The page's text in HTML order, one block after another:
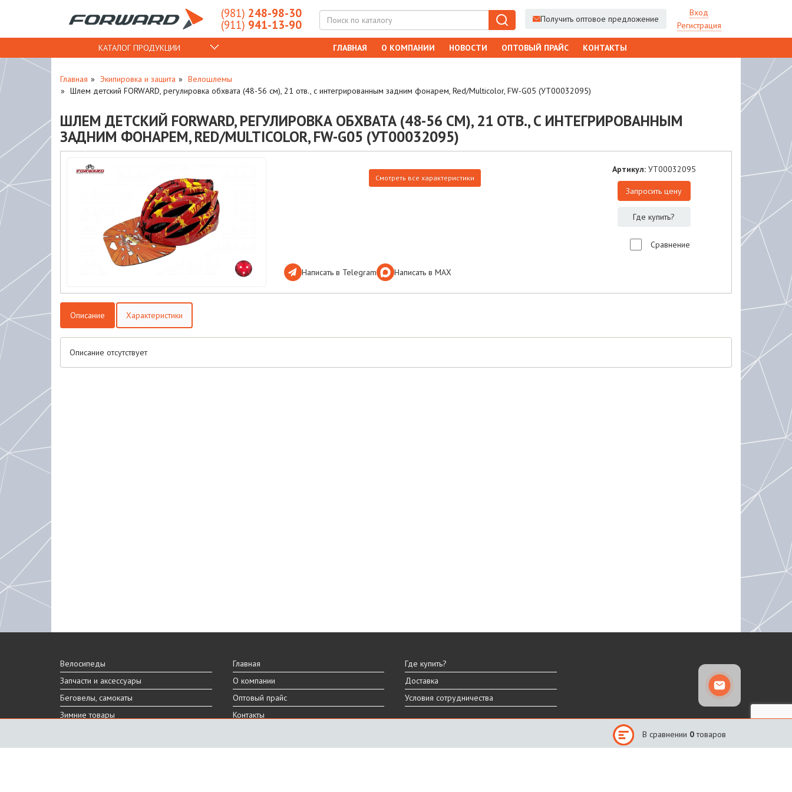
(981) 248-98-30
(911) 941-13-90 Получить оптовое предложение
Вход
Регистрация
КАТАЛОГ ПРОДУКЦИИ ГЛАВНАЯ О КОМПАНИИ НОВОСТИ ОПТОВЫЙ ПРАЙС КОНТАКТЫ
Главная Экипировка и защита
Велошлемы
Шлем детский FORWARD, регулировка обхвата (48-56 см), 21 отв., с интегрированным задним фонарем, Red/Multicolor, FW-G05 (УТ00032095)
ШЛЕМ ДЕТСКИЙ FORWARD, РЕГУЛИРОВКА ОБХВАТА (48-56 СМ), 21 ОТВ., С ИНТЕГРИРОВАННЫМ
ЗАДНИМ ФОНАРЕМ, RED/MULTICOLOR, FW-G05 (УТ00032095)
Смотреть все характеристики
Написать в Telegram Написать в МАХ
Артикул: УТ00032095
Запросить цену
Где купить?
Сравнение
Описание Характеристики
Описание отсутствует
Велосипеды
Запчасти и аксессуары
Беговелы, самокаты
Зимние товары
Главная
О компании
Оптовый прайс
Контакты
Где купить?
Доставка
Условия сотрудничества
В сравнении 0 товаров